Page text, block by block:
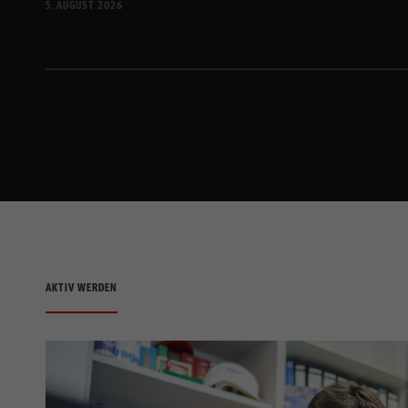
5. AUGUST 2026
AKTIV WERDEN